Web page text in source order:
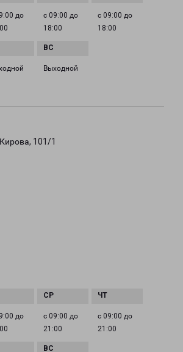
до
с 09:00 до
18:00
с 09:00 до
18:00
Выходной
101/1
до
с 09:00 до
21:00
с 09:00 до
21:00